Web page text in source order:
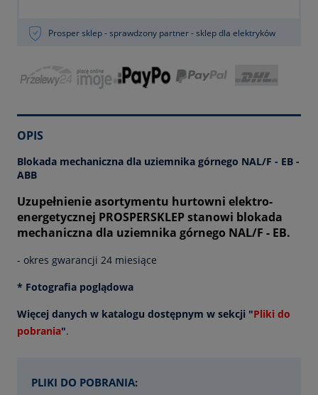
Prosper sklep - sprawdzony partner - sklep dla elektryków
OPIS
Blokada mechaniczna dla uziemnika górnego NAL/F - EB -
ABB
Uzupełnienie asortymentu hurtowni elektro-
energetycznej PROSPERSKLEP stanowi blokada
mechaniczna dla uziemnika górnego NAL/F - EB.
- okres gwarancji 24 miesiące
* Fotografia poglądowa
Więcej danych w katalogu dostępnym w sekcji "Pliki do
pobrania".
PLIKI DO POBRANIA: